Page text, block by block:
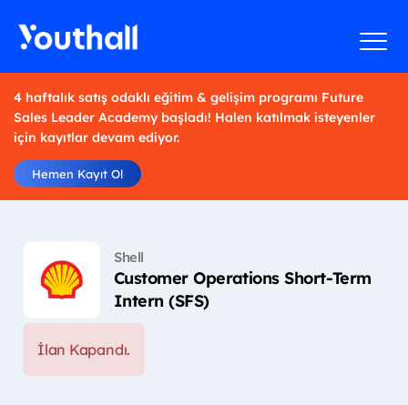
4 haftalık satış odaklı eğitim & gelişim programı Future
Sales Leader Academy başladı! Halen katılmak isteyenler
için kayıtlar devam ediyor.
Hemen Kayıt Ol
Shell
Customer Operations Short-Term
Intern (SFS)
İlan Kapandı.